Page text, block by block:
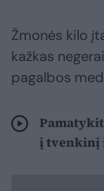
Žmonės kilo
kažkas
pagalbos
į tvenkinį